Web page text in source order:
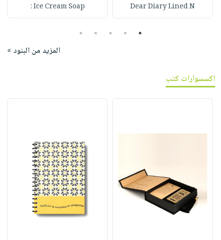
Dear Diary Lined N
Ice Cream Soap :
1
2
3
4
5
المزيد من البنود »
اكسسوارات كتب